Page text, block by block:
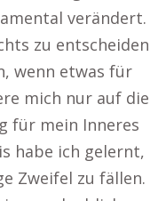
verändert.
zu entscheiden
wenn etwas für
mich nur auf die
für mein Inneres
habe ich gelernt,
Zweifel zu fällen.